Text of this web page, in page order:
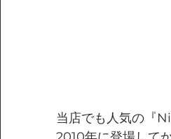
当店でも人気の『